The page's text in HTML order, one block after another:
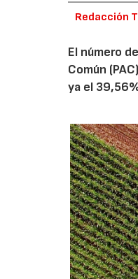
Redacción
El número
Común
ya el